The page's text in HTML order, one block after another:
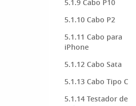
5.1.9 Cabo P10
5.1.10 Cabo P2
5.1.11 Cabo para
iPhone
5.1.12 Cabo Sata
5.1.13 Cabo Tipo C
5.1.14 Testador de